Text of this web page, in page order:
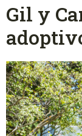
Gil y